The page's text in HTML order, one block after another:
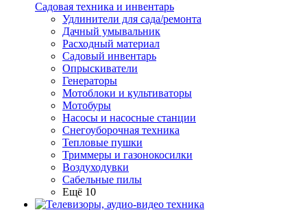
Садовая техника и инвентарь
Удлинители для сада/ремонта
Дачный умывальник
Расходный материал
Садовый инвентарь
Опрыскиватели
Генераторы
Мотоблоки и культиваторы
Мотобуры
Насосы и насосные станции
Снегоуборочная техника
Тепловые пушки
Триммеры и газонокосилки
Воздуходувки
Сабельные пилы
Ещё 10